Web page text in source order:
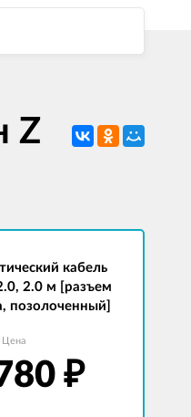
Z
кабель
2.0 м [разъем
позолоченный]
Цена
₽